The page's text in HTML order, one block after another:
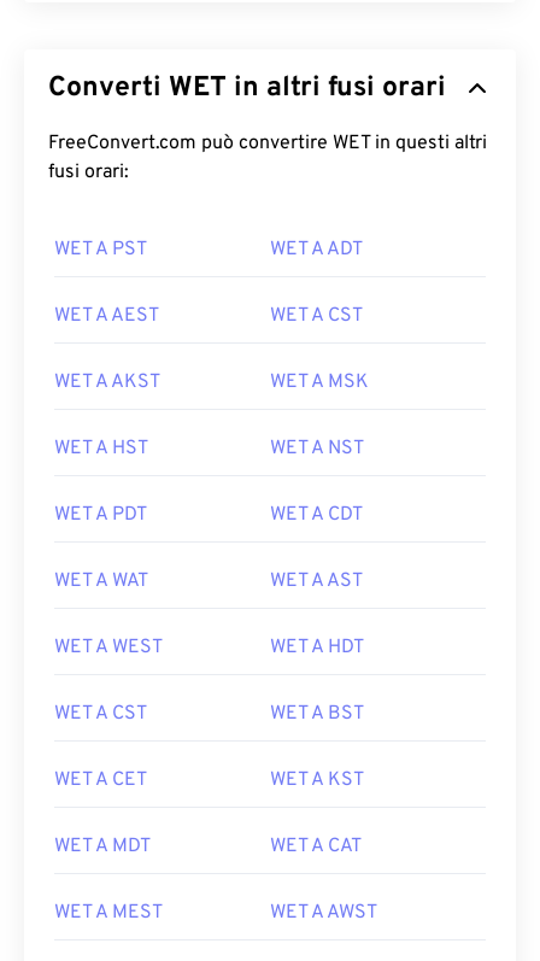
Converti WET in altri fusi orari
FreeConvert.com può convertire WET in questi altri
fusi orari:
WET A PST WET A ADT
WET A AEST WET A CST
WET A AKST WET A MSK
WET A HST WET A NST
WET A PDT WET A CDT
WET A WAT WET A AST
WET A WEST WET A HDT
WET A CST WET A BST
WET A CET WET A KST
WET A MDT WET A CAT
WET A MEST WET A AWST